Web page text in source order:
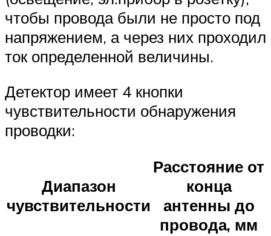
чтобы провода были не просто под
напряжением, а через них проходил
ток определенной величины.
Детектор имеет 4 кнопки
чувствительности обнаружения
проводки:
Диапазон
чувствительности
Расстояние от
конца
антенны до
провода, мм